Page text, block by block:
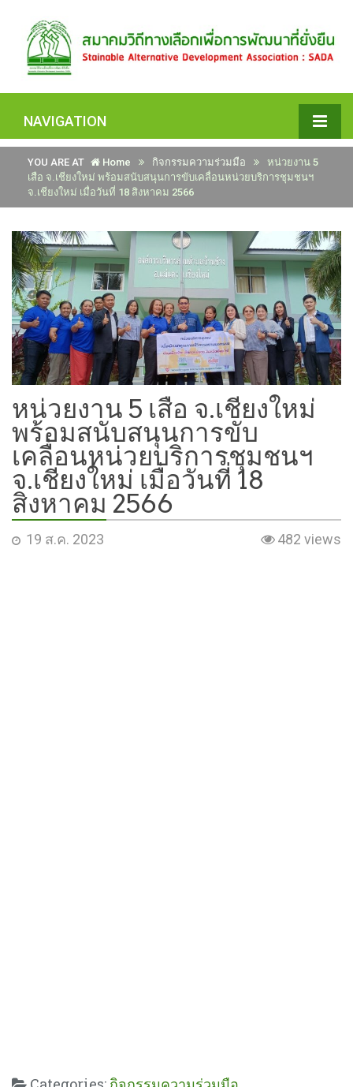
NAVIGATION
YOU ARE AT Home กิจกรรมความร่วมมือ
หน่วยงาน 5
เสือ จ.เชียงใหม่ พร้อมสนับสนุนการขับเคลื่อนหน่วยบริการชุมชนฯ
จ.เชียงใหม่ เมื่อวันที่ 18 สิงหาคม 2566
หน่วยงาน 5 เสือ จ.เชียงใหม่
พร้อมสนับสนุนการขับ
เคลื่อนหน่วยบริการชุมชนฯ
จ.เชียงใหม่ เมื่อวันที่ 18
สิงหาคม 2566
19 ส.ค. 2023 482 views